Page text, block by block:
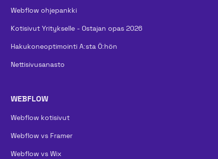
Webflow ohjepankki
Kotisivut Yritykselle - Ostajan opas 2026
Hakukoneoptimointi A:sta Ö:hön
Nettisivusanasto
WEBFLOW
Webflow kotisivut
Webflow vs Framer
Webflow vs Wix